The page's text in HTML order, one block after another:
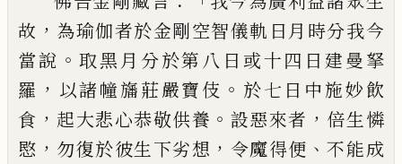
故 ， 為瑜伽者於金剛空智儀軌 日月時分我今
當說 。取黑月分於第八日或十四日建曼拏
羅 ， 以諸幢旛莊嚴寶伎 。 於七 日中施妙飲
食 ， 起大悲心恭敬供養 。 設惡來者 ， 倍生憐
愍 ， 勿復於彼生下劣想 ， 令魔得便 、不能成